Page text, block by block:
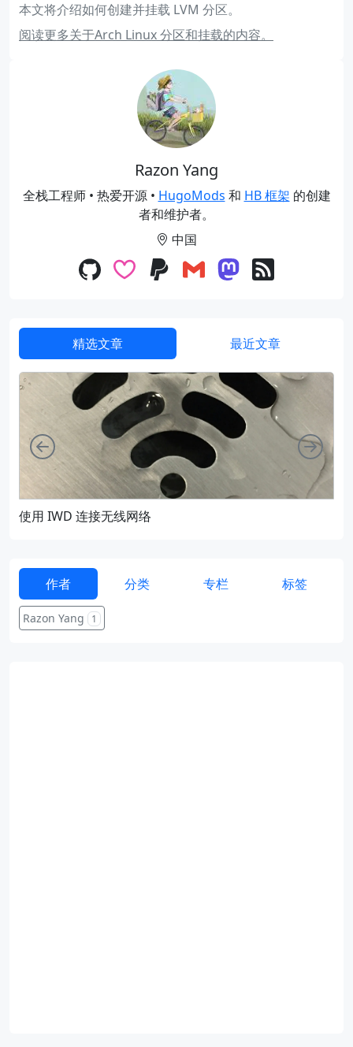
本文将介绍如何创建并挂载 LVM 分区。
阅读更多关于Arch Linux 分区和挂载的内容。
Razon Yang
全栈工程师 • 热爱开源 • HugoMods 和 HB 框架 的创建
者和维护者。
中国
精选文章 最近文章
使用 IWD 连接无线网络
向左 向右
作者 分类 专栏 标签
Razon Yang 1